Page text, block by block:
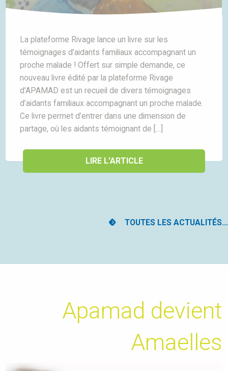
La plateforme Rivage lance un livre sur les
témoignages d’aidants familiaux accompagnant un
proche malade ! Offert sur simple demande, ce
nouveau livre édité par la plateforme Rivage
d’APAMAD est un recueil de divers témoignages
d’aidants familiaux accompagnant un proche malade.
Ce livre permet d’entrer dans une dimension de
partage, où les aidants témoignant de […]
LIRE L'ARTICLE
TOUTES LES ACTUALITÉS...
Apamad devient
Amaelles